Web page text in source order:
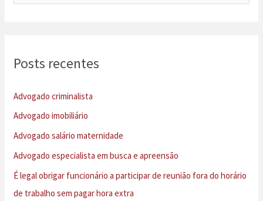
i
p
o
r
:
Posts recentes
Advogado criminalista
Advogado imobiliário
Advogado salário maternidade
Advogado especialista em busca e apreensão
É legal obrigar funcionário a participar de reunião fora do horário
de trabalho sem pagar hora extra